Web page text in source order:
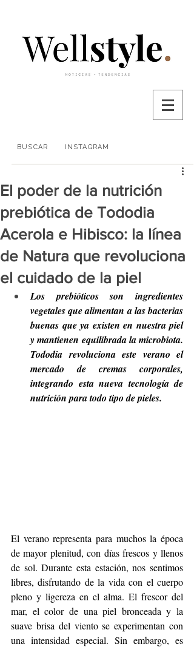
BUSCAR INSTAGRAM
El poder de la nutrición
prebiótica de Tododia
Acerola e Hibisco: la línea
de Natura que revoluciona
el cuidado de la piel
Los prebióticos son ingredientes
vegetales que alimentan a las bacterias
buenas que ya existen en nuestra piel
y mantienen equilibrada la microbiota.
Tododia revoluciona este verano el
mercado de cremas corporales,
integrando esta nueva tecnología de
nutrición para todo tipo de pieles.
El verano representa para muchos la época
de mayor plenitud, con días frescos y llenos
de sol. Durante esta estación, nos sentimos
libres, disfrutando de la vida con el cuerpo
pleno y ligereza en el alma. El frescor del
mar, el color de una piel bronceada y la
suave brisa del viento se experimentan con
una intensidad especial. Sin embargo, es